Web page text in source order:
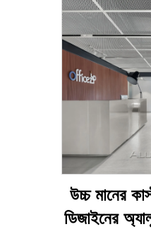
উচ্চ মানের
ডিজাইনের